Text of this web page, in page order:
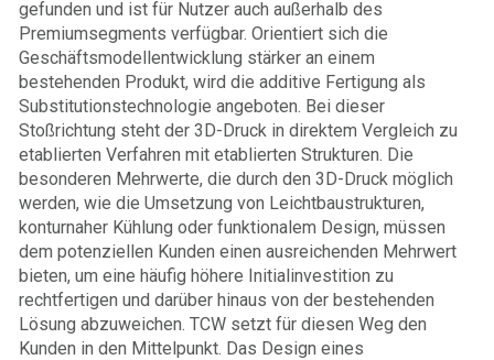
gefunden und ist für Nutzer auch außerhalb des
Premiumsegments verfügbar. Orientiert sich die
Geschäftsmodellentwicklung stärker an einem
bestehenden Produkt, wird die additive Fertigung als
Substitutionstechnologie angeboten. Bei dieser
Stoßrichtung steht der 3D-Druck in direktem Vergleich zu
etablierten Verfahren mit etablierten Strukturen. Die
besonderen Mehrwerte, die durch den 3D-Druck möglich
werden, wie die Umsetzung von Leichtbaustrukturen,
konturnaher Kühlung oder funktionalem Design, müssen
dem potenziellen Kunden einen ausreichenden Mehrwert
bieten, um eine häufig höhere Initialinvestition zu
rechtfertigen und darüber hinaus von der bestehenden
Lösung abzuweichen. TCW setzt für diesen Weg den
Kunden in den Mittelpunkt. Das Design eines